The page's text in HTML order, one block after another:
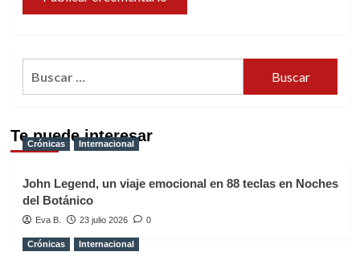
Te puede interesar
Crónicas Internacional
John Legend, un viaje emocional en 88 teclas en Noches
del Botánico
Eva B. 23 julio 2026 0
Crónicas Internacional